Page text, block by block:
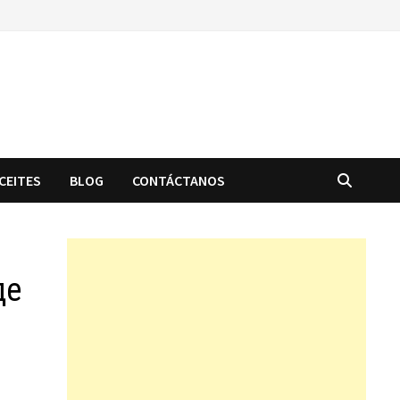
BLOG CONTÁCTANOS